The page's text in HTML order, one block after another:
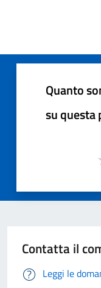
Quanto
su questa
Contatta il
Leggi le